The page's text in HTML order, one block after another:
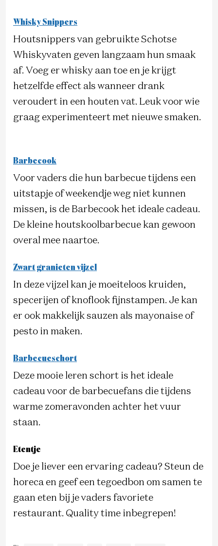
Whisky Snippers
Houtsnippers van gebruikte Schotse
Whiskyvaten geven langzaam hun smaak
af. Voeg er whisky aan toe en je krijgt
hetzelfde effect als wanneer drank
veroudert in een houten vat. Leuk voor wie
graag experimenteert met nieuwe smaken.
Barbecook
Voor vaders die hun barbecue tijdens een
uitstapje of weekendje weg niet kunnen
missen, is de Barbecook het ideale cadeau.
De kleine houtskoolbarbecue kan gewoon
overal mee naartoe.
Zwart granieten vijzel
In deze vijzel kan je moeiteloos kruiden,
specerijen of knoflook fijnstampen. Je kan
er ook makkelijk sauzen als mayonaise of
pesto in maken.
Barbecueschort
Deze mooie leren schort is het ideale
cadeau voor de barbecuefans die tijdens
warme zomeravonden achter het vuur
staan.
Etentje
Doe je liever een ervaring cadeau? Steun de
horeca en geef een tegoedbon om samen te
gaan eten bij je vaders favoriete
restaurant. Quality time inbegrepen!